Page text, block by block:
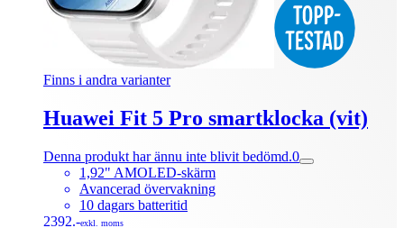
Finns i andra varianter
Huawei Fit 5 Pro smartklocka (vit)
Denna produkt har ännu inte blivit bedömd.0
1,92" AMOLED-skärm
Avancerad övervakning
10 dagars batteritid
2392.-exkl. moms